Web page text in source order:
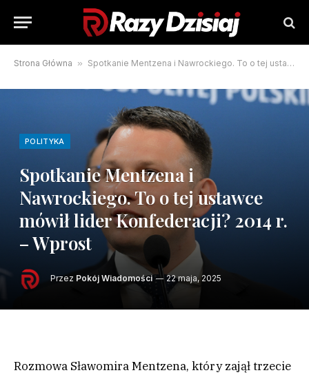
Strona Główna » Spotkanie Mentzena i Nawrockiego. To o tej ustawce mówił lider Konfederacji? 2014 r. – Wprost
POLITYKA
Spotkanie Mentzena i
Nawrockiego. To o tej ustawce
mówił lider Konfederacji? 2014 r.
– Wprost
Przez Pokój Wiadomości 22 maja, 2025
Rozmowa Sławomira Mentzena, który zajął trzecie